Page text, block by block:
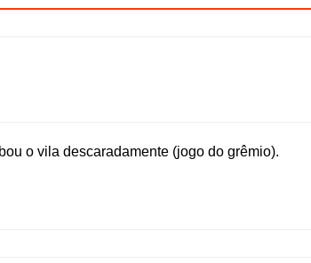
o vila descaradamente (jogo do grêmio).